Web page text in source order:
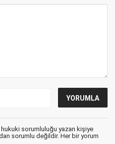
hukuki sorumluluğu yazan kişiye
sorumlu değildir. Her bir yorum